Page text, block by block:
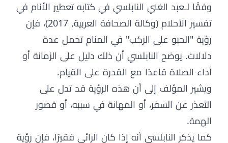
وفقًا لـعبد الغني النابلسي في كتابه تعطير الأنام في
تفسير الأحلام (وكالة الصحافة العربية, 2017)، فإن
رؤية "الحبو على الركب" في المنام تحمل عدة
دلالات. يوضح النابلسي أن ذلك دليل على الزمانة أو
أداء الصلاة قاعدًا مع القدرة على القيام.
ويشير المؤلف إلى أن هذه الرؤية قد تدل على
التعذر عن السفر، أو المهانة في سببه، أو قصور
الهمة.
كما يذكر النابلسي أنه إذا كان الرائي فقيرًا، فإن رؤية